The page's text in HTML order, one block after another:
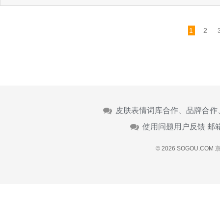
1 2
皮肤表情词库合作、品牌合
使用问题用户反馈 邮
© 2026 SOGOU.COM